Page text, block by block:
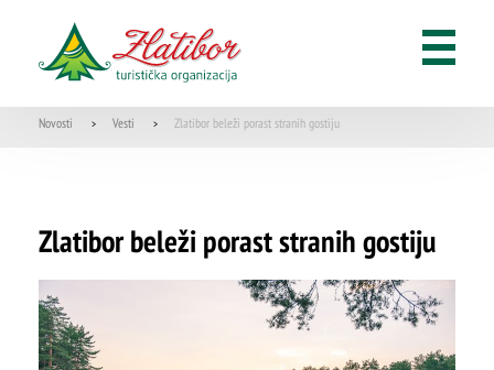
Novosti > Vesti > Zlatibor beleži porast stranih gostiju
Zlatibor beleži porast stranih gostiju